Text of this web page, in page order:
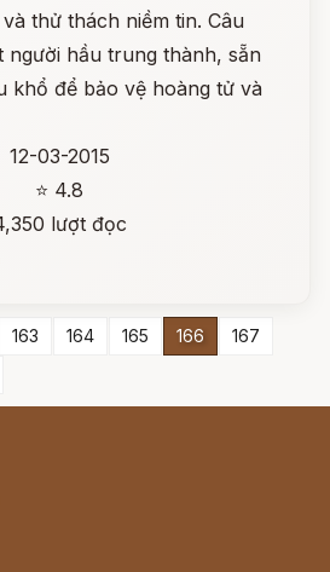
thử thách niềm tin. Câu
người hầu trung thành, sẵn
khổ để bảo vệ hoàng tử và
12-03-2015
⭐ 4.8
lượt đọc
163 164 165 166
167